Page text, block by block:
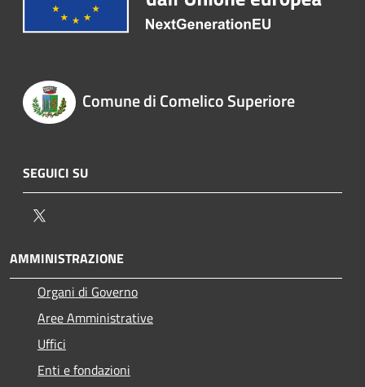
Comune di Comelico Superiore
SEGUICI SU
AMMINISTRAZIONE
Organi di Governo
Aree Amministrative
Uffici
Enti e fondazioni